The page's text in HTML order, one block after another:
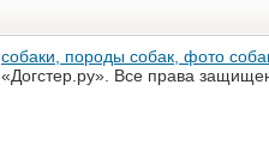
собаки, породы собак, фото
«Догстер.ру». Все права